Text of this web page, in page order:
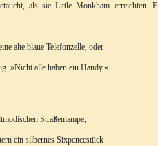
als sie Little Monkham
alte blaue Telefonzelle, oder
»Nicht alle haben ein Handy.«
Straßenlampe,
ein silbernes Sixpencestück